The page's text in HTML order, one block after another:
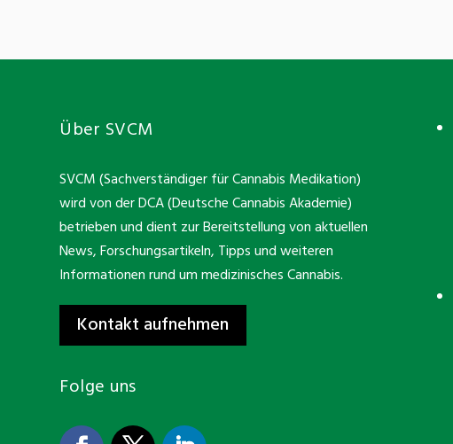
Über SVCM
SVCM (Sachverständiger für Cannabis Medikation)
wird von der DCA (Deutsche Cannabis Akademie)
betrieben und dient zur Bereitstellung von aktuellen
News, Forschungsartikeln, Tipps und weiteren
Informationen rund um medizinisches Cannabis.
Kontakt aufnehmen
Folge uns